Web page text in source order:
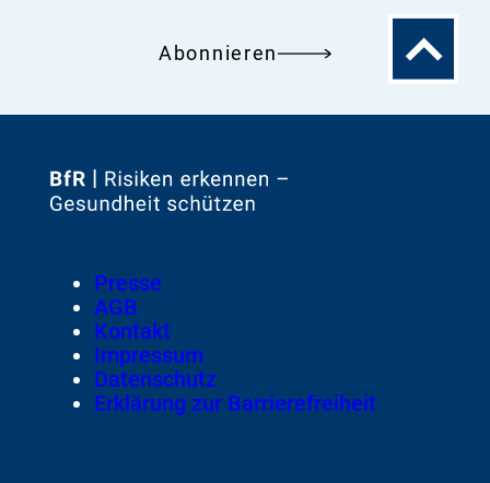
Abonnieren
Zum
Zur
Footer
Meta-
Navigation
Presse
AGB
Kontakt
Impressum
Datenschutz
Erklärung zur Barrierefreiheit